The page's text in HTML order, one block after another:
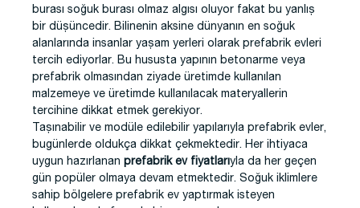
burası soğuk burası olmaz algısı oluyor fakat bu yanlış
bir düşüncedir. Bilinenin aksine dünyanın en soğuk
alanlarında insanlar yaşam yerleri olarak prefabrik evleri
tercih ediyorlar. Bu hususta yapının betonarme veya
prefabrik olmasından ziyade üretimde kullanılan
malzemeye ve üretimde kullanılacak materyallerin
tercihine dikkat etmek gerekiyor.
Taşınabilir ve modüle edilebilir yapılarıyla prefabrik evler,
bugünlerde oldukça dikkat çekmektedir. Her ihtiyaca
uygun hazırlanan prefabrik ev fiyatlarıyla da her geçen
gün popüler olmaya devam etmektedir. Soğuk iklimlere
sahip bölgelere prefabrik ev yaptırmak isteyen